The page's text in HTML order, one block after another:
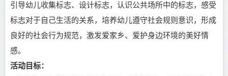
引导幼儿收集标志、设计标志，认识公共场所中的标志，感受
标志对于自己生活的关系，培养幼儿遵守社会规则意识，形成
良好的社会行为规范，激发爱家乡、爱护身边环境的美好情
感。
活动目标：